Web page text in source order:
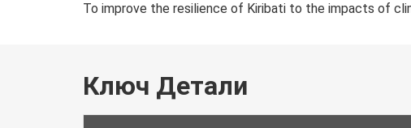
To improve the resilience of Kiribati to the impacts of
Ключ Детали